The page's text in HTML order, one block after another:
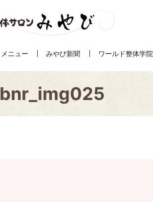
メニュー みやび新聞 ワールド整体学院
bnr_img025